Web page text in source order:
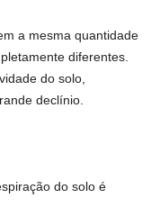
a mesma quantidade
diferentes.
do solo,
declínio.
do solo é